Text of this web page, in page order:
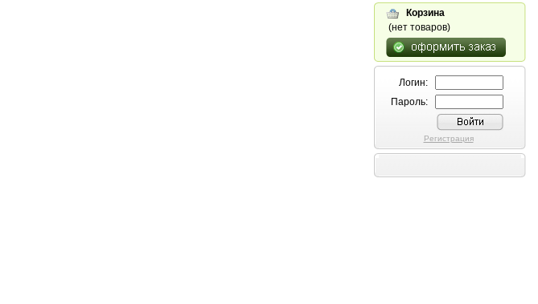
Корзина
(нет товаров)
Логин:
Пароль:
Регистрация